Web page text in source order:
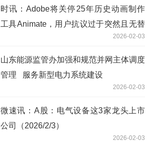
时讯：Adobe将关停25年历史动画制作
工具Animate，用户抗议过于突然且无替
2026-02-03
山东能源监管办加强和规范并网主体调度
管理 服务新型电力系统建设
2026-02-03
微速讯：A股：电气设备这3家龙头上市
公司（2026/2/3）
2026-02-03